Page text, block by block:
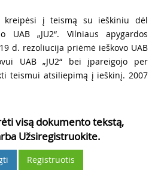
kreipėsi į teismą su ieškiniu dėl
UAB „JU2“. Vilniaus apygardos
d. rezoliucija priėmė ieškovo UAB
UAB „JU2“ bei įpareigojo per
teismui atsiliepimą į ieškinį. 2007
visą dokumento tekstą,
Užsiregistruokite.
Registruotis